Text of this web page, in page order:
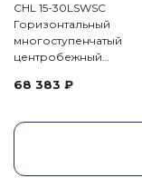
CHL 15-30LSWSC
Горизонтальный
многоступенчатый
центробежный…
68 383 ₽